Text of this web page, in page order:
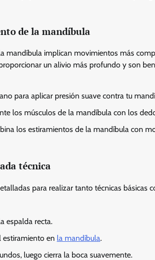
de la mandíbula
mandíbula implican movimientos más
un alivio más profundo y son
para aplicar presión suave contra tu
los músculos de la mandíbula con los
los estiramientos de la mandíbula con
técnica
para realizar tanto técnicas
espalda recta.
estiramiento en la mandíbula.
luego cierra la boca suavemente.